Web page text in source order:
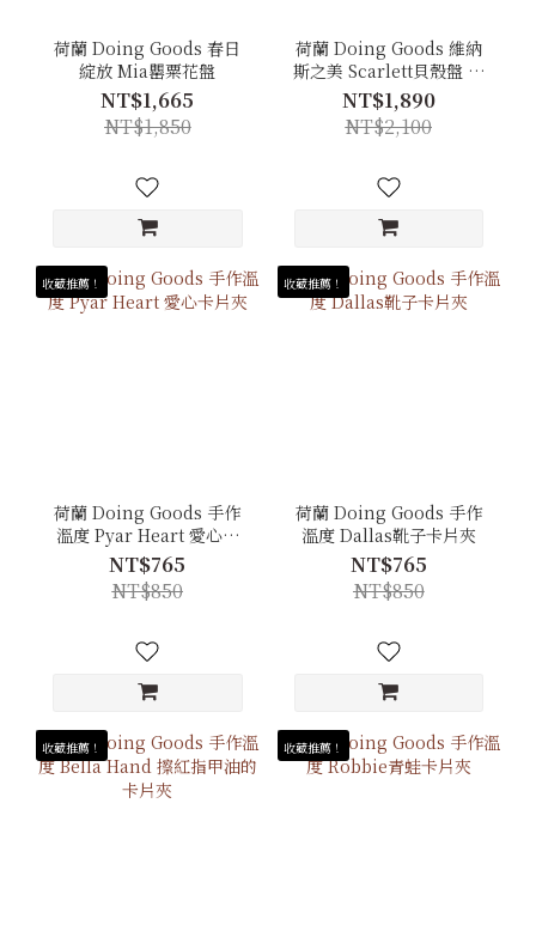
荷蘭 Doing Goods 春日
綻放 Mia罌粟花盤
NT$1,665
NT$1,850
荷蘭 Doing Goods 維納
斯之美 Scarlett貝殼盤 大
號
NT$1,890
NT$2,100
收藏推薦！
荷蘭 Doing Goods 手作
溫度 Pyar Heart 愛心卡
片夾
NT$765
NT$850
收藏推薦！
荷蘭 Doing Goods 手作
溫度 Dallas靴子卡片夾
NT$765
NT$850
收藏推薦！ 收藏推薦！